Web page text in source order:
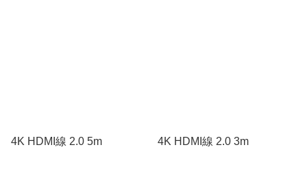
4K HDMI線 2.0 5m 4K HDMI線 2.0 3m